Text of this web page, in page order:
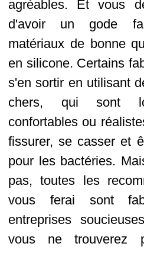
agréables. Et vous
d'avoir un gode
matériaux de bonne
en silicone. Certains
s'en sortir en utilisant
chers, qui sont
confortables ou
fissurer, se casser et
pour les bactéries.
pas, toutes les
vous ferai sont
entreprises
vous ne trouverez